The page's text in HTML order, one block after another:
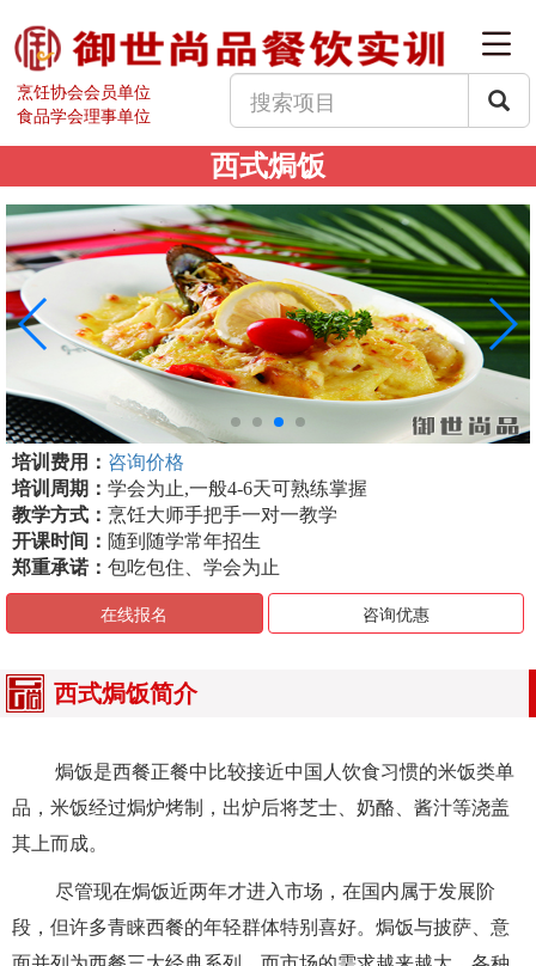
烹饪协会会员单位
食品学会理事单位
西式焗饭
培训费用： 咨询价格
培训周期： 学会为止,一般4-6天可熟练掌握
教学方式： 烹饪大师手把手一对一教学
开课时间： 随到随学常年招生
郑重承诺： 包吃包住、学会为止
在线报名 咨询优惠
西式焗饭简介
焗饭是西餐正餐中比较接近中国人饮食习惯的米饭类单
品，米饭经过焗炉烤制，出炉后将芝士、奶酪、酱汁等浇盖
其上而成。
尽管现在焗饭近两年才进入市场，在国内属于发展阶
段，但许多青睐西餐的年轻群体特别喜好。焗饭与披萨、意